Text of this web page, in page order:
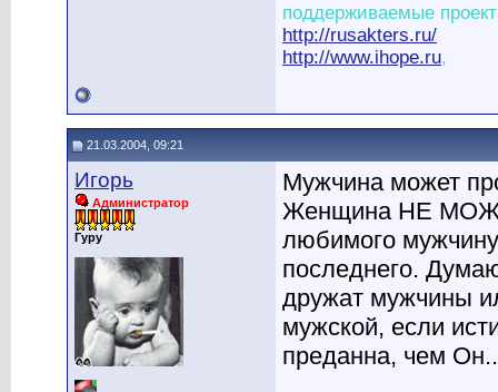
поддерживаемые
http://rusakters.ru/
http://www.ihope.ru,
21.03.2004, 09:21
Игорь
Администратор
Гуру
Мужчина может
Женщина НЕ
любимого
последнего.
дружат мужчины
мужской, если
преданна, чем